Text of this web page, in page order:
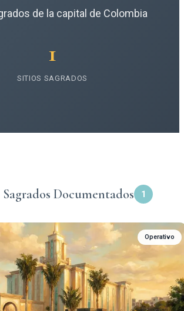
de la capital de Colombia
1
SITIOS SAGRADOS
Documentados 1
Operativo